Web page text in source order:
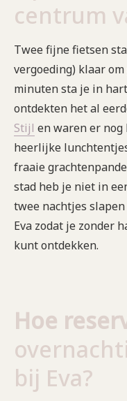
centrum
Twee fijne fietsen
vergoeding) klaar
minuten sta je in
ontdekten het al
Stijl en waren er
heerlijke
fraaie
stad heb je niet in
twee nachtjes
Eva zodat je zonder
kunt ontdekken.
Hoe
bij Eva?